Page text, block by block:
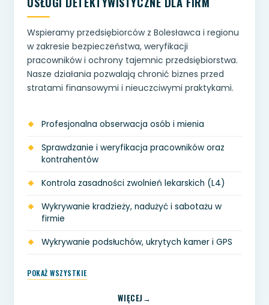
Wspieramy przedsiębiorców z Bolesławca i regionu
w zakresie bezpieczeństwa, weryfikacji
pracowników i ochrony tajemnic przedsiębiorstwa.
Nasze działania pozwalają chronić biznes przed
stratami finansowymi i nieuczciwymi praktykami.
Profesjonalna obserwacja osób i mienia
Sprawdzanie i weryfikacja pracowników oraz
kontrahentów
Kontrola zasadności zwolnień lekarskich (L4)
Wykrywanie kradzieży, nadużyć i sabotażu w
firmie
Wykrywanie podsłuchów, ukrytych kamer i GPS
POKAŻ WSZYSTKIE
WIĘCEJ